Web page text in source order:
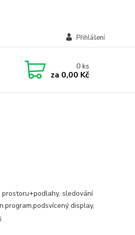
Přihlášení
0ks
za 0,00 Kč
sledování
display,